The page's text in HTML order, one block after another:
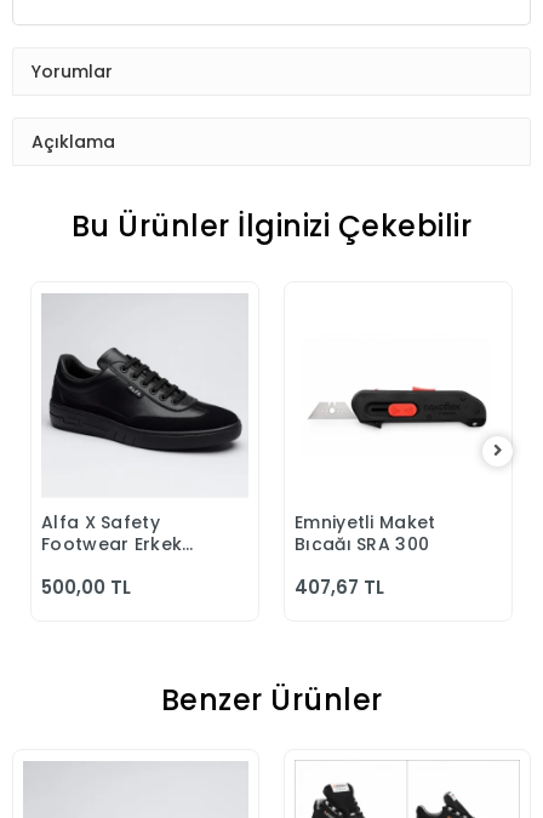
Yorumlar
Açıklama
Bu Ürünler İlginizi Çekebilir
Sepete Ekle
Alfa X Safety
Footwear Erkek
Klasik Ayakkabı
500,00 TL
Sepete Ekle
Emniyetli Maket
Bıçağı SRA 300
407,67 TL
Benzer Ürünler